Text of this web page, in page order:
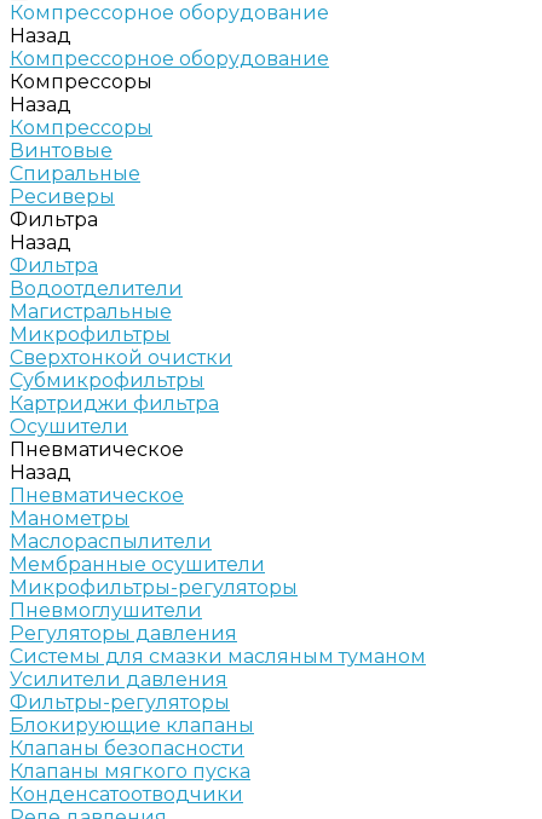
Компрессорное оборудование
Назад
Компрессорное оборудование
Компрессоры
Назад
Компрессоры
Винтовые
Спиральные
Ресиверы
Фильтра
Назад
Фильтра
Водоотделители
Магистральные
Микрофильтры
Сверхтонкой очистки
Субмикрофильтры
Картриджи фильтра
Осушители
Пневматическое
Назад
Пневматическое
Манометры
Маслораспылители
Мембранные осушители
Микрофильтры-регуляторы
Пневмоглушители
Регуляторы давления
Системы для смазки масляным туманом
Усилители давления
Фильтры-регуляторы
Блокирующие клапаны
Клапаны безопасности
Клапаны мягкого пуска
Конденсатоотводчики